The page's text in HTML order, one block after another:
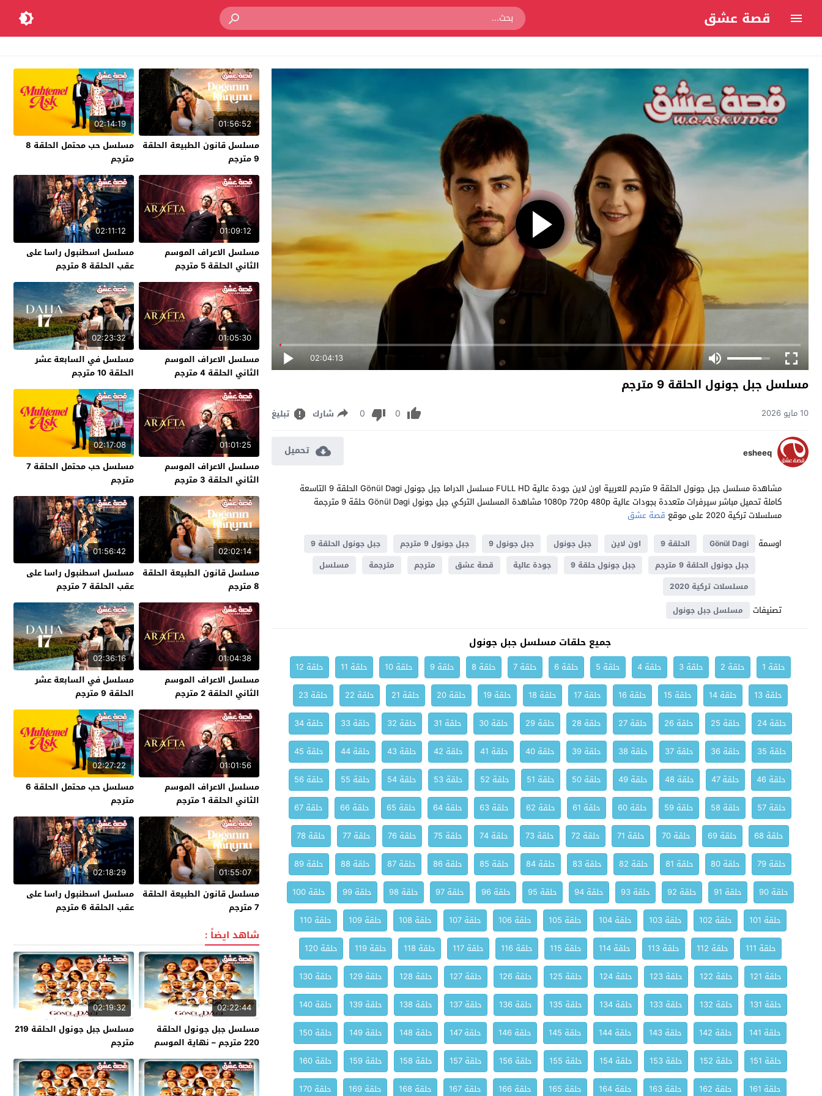
قصة عشق
02:04:13
مسلسل جبل جونول الحلقة 9 مترجم
10 مايو 2026 0
0 شارك تبليغ
esheeq تحميل
مشاهدة مسلسل جبل جونول الحلقة 9 مترجم للعربية اون لاين جودة عالية FULL HD مسلسل الدراما جبل جونول Gönül Dagi الحلقة 9 التاسعة
كاملة تحميل مباشر سيرفرات متعددة بجودات عالية 1080p 720p 480p مشاهدة المسلسل التركي جبل جونول Gönül Dagi حلقة 9 مترجمة
مسلسلات تركية 2020 على موقع
قصة عشق
اوسمة
Gönül Dagi الحلقة 9 اون لاين جبل جونول جبل جونول 9 جبل جونول 9 مترجم
جبل جونول الحلقة 9
جبل جونول الحلقة 9 مترجم
جبل جونول حلقة 9 جودة عالية قصة عشق مترجم مترجمة
مسلسل
مسلسلات تركية 2020
تصنيفات مسلسل جبل جونول
جميع حلقات مسلسل جبل جونول
حلقة 1 حلقة 2 حلقة 3 حلقة 4 حلقة 5 حلقة 6 حلقة 7 حلقة 8 حلقة 9 حلقة 10 حلقة 11
حلقة 12
حلقة 13
حلقة 14 حلقة 15 حلقة 16 حلقة 17 حلقة 18 حلقة 19 حلقة 20 حلقة 21 حلقة 22
حلقة 23
حلقة 24
حلقة 25 حلقة 26 حلقة 27 حلقة 28 حلقة 29 حلقة 30 حلقة 31 حلقة 32 حلقة 33
حلقة 34
حلقة 35
حلقة 36 حلقة 37 حلقة 38 حلقة 39 حلقة 40 حلقة 41 حلقة 42 حلقة 43 حلقة 44
حلقة 45
حلقة 46
حلقة 47 حلقة 48 حلقة 49 حلقة 50 حلقة 51 حلقة 52 حلقة 53 حلقة 54 حلقة 55
حلقة 56
حلقة 57
حلقة 58 حلقة 59 حلقة 60 حلقة 61 حلقة 62 حلقة 63 حلقة 64 حلقة 65 حلقة 66
حلقة 67
حلقة 68
حلقة 69 حلقة 70 حلقة 71 حلقة 72 حلقة 73 حلقة 74 حلقة 75 حلقة 76 حلقة 77
حلقة 78
حلقة 79
حلقة 80 حلقة 81 حلقة 82 حلقة 83 حلقة 84 حلقة 85 حلقة 86 حلقة 87 حلقة 88
حلقة 89
حلقة 90
حلقة 91 حلقة 92 حلقة 93 حلقة 94 حلقة 95 حلقة 96 حلقة 97 حلقة 98 حلقة 99
حلقة 100
حلقة 101
حلقة 102 حلقة 103 حلقة 104 حلقة 105 حلقة 106 حلقة 107 حلقة 108 حلقة 109
حلقة 110
حلقة 111
حلقة 112 حلقة 113 حلقة 114 حلقة 115 حلقة 116 حلقة 117 حلقة 118 حلقة 119
حلقة 120
حلقة 121
حلقة 122 حلقة 123 حلقة 124 حلقة 125 حلقة 126 حلقة 127 حلقة 128 حلقة 129
حلقة 130
حلقة 131
حلقة 132 حلقة 133 حلقة 134 حلقة 135 حلقة 136 حلقة 137 حلقة 138 حلقة 139
حلقة 140
حلقة 141
حلقة 142 حلقة 143 حلقة 144 حلقة 145 حلقة 146 حلقة 147 حلقة 148 حلقة 149
حلقة 150
حلقة 151
حلقة 152 حلقة 153 حلقة 154 حلقة 155 حلقة 156 حلقة 157 حلقة 158 حلقة 159
حلقة 160
حلقة 161
حلقة 162 حلقة 163 حلقة 164 حلقة 165 حلقة 166 حلقة 167 حلقة 168 حلقة 169 حلقة 170
01:56:52
مسلسل قانون الطبيعة الحلقة
9 مترجم
02:14:19
مسلسل حب محتمل الحلقة 8
مترجم
01:09:12
مسلسل الاعراف الموسم
الثاني الحلقة 5 مترجم
02:11:12
مسلسل اسطنبول راسا على
عقب الحلقة 8 مترجم
01:05:30
مسلسل الاعراف الموسم
الثاني الحلقة 4 مترجم
02:23:32
مسلسل في السابعة عشر
الحلقة 10 مترجم
01:01:25
مسلسل الاعراف الموسم
الثاني الحلقة 3 مترجم
02:17:08
مسلسل حب محتمل الحلقة 7
مترجم
02:02:14
مسلسل قانون الطبيعة الحلقة
8 مترجم
01:56:42
مسلسل اسطنبول راسا على
عقب الحلقة 7 مترجم
01:04:38
مسلسل الاعراف الموسم
الثاني الحلقة 2 مترجم
02:36:16
مسلسل في السابعة عشر
الحلقة 9 مترجم
01:01:56
مسلسل الاعراف الموسم
الثاني الحلقة 1 مترجم
02:27:22
مسلسل حب محتمل الحلقة 6
مترجم
01:55:07
مسلسل قانون الطبيعة الحلقة
7 مترجم
02:18:29
مسلسل اسطنبول راسا على
عقب الحلقة 6 مترجم
شاهد ايضاً :
02:22:44
مسلسل جبل جونول الحلقة
220 مترجم – نهاية الموسم
02:19:32
مسلسل جبل جونول الحلقة 219
مترجم